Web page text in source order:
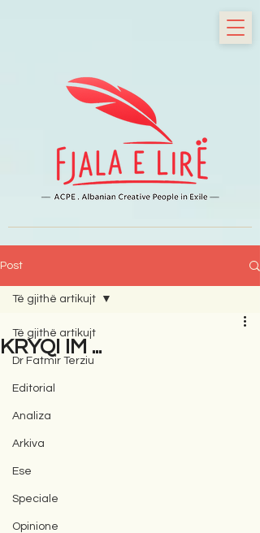
Post
Të gjithë artikujt
Dr Fatmir Terziu
Editorial
Analiza
Arkiva
Ese
Speciale
Opinione
Të gjithë artikujt
KRYQI IM ...